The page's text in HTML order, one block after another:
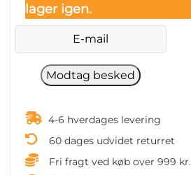
lager igen.
4-6 hverdages levering
60 dages udvidet returret
Fri fragt ved køb over 999 kr.